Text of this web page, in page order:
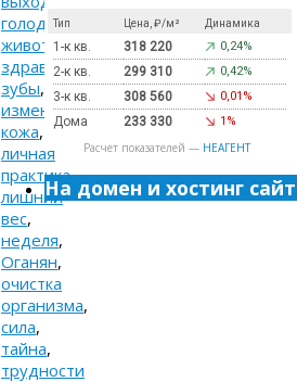
голодание
живот
здравие,
зубы,
изменения,
кожа,
личная
практика,
лишний
вес,
неделя,
Оганян,
очистка
организма,
сила,
тайна,
трудности
Тип Цена, ₽/м² Динамика
1-к кв. 318 220 0,24%
2-к кв. 299 310 0,42%
3-к кв. 308 560 0,01%
Дома 233 330 1%
Расчет показателей — НЕАГЕНТ
На домен и хостинг